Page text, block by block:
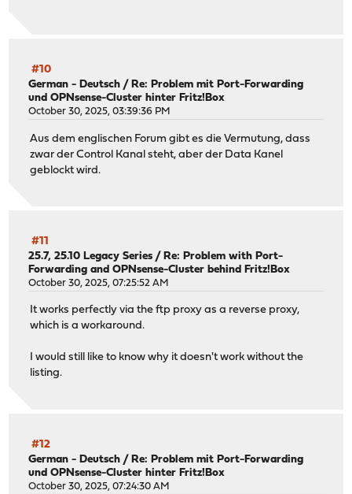
#10
German - Deutsch /Re: Problem mit Port-Forwarding
und OPNsense-Cluster hinter Fritz!Box
October 30, 2025, 03:39:36 PM
Aus dem englischen Forum gibt es die Vermutung, dass
zwar der Control Kanal steht, aber der Data Kanel
geblockt wird.
#11
25.7, 25.10 Legacy Series / Re: Problem with Port-
Forwarding and OPNsense-Cluster behind Fritz!Box
October 30, 2025, 07:25:52 AM
It works perfectly via the ftp proxy as a reverse proxy,
which is a workaround.
I would still like to know why it doesn't work without the
listing.
#12
German - Deutsch / Re: Problem mit Port-Forwarding
und OPNsense-Cluster hinter Fritz!Box
October 30, 2025, 07:24:30 AM